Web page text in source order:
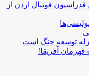
فدراسیون فوتبال اردن از
توسعه جنگ است